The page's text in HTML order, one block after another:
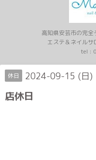
高知県安芸市の完
エステ＆ネイルサ
tel :
休日 2024-09-15 (日)
店休日